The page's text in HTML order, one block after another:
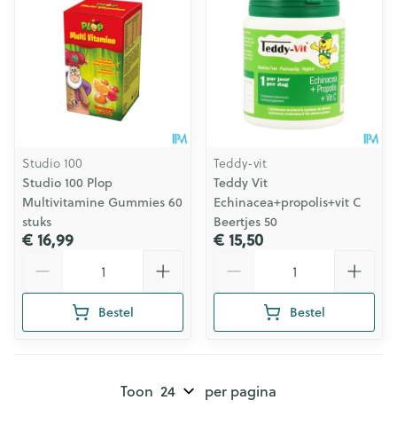
Studio 100
Studio 100 Plop
Multivitamine Gummies 60
stuks
€ 16,99
Bestel
Teddy-vit
Teddy Vit
Echinacea+propolis+vit C
Beertjes 50
€ 15,50
Bestel
Toon per pagina